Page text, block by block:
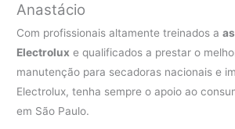
Anastácio
Com profissionais altamente treinados a
Electrolux e qualificados a prestar o
manutenção para secadoras nacionais e
Electrolux, tenha sempre o apoio ao
em São Paulo.